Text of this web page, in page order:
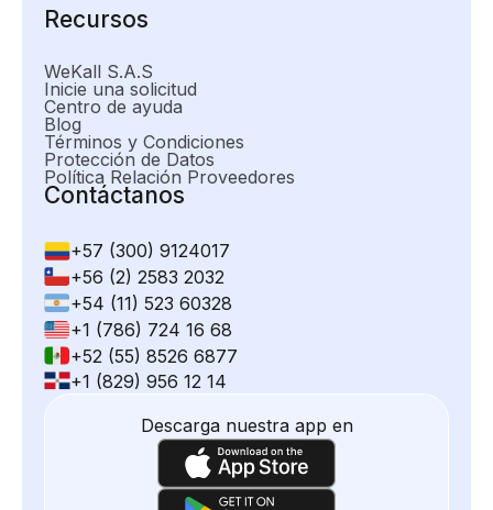
Recursos
WeKall S.A.S
Inicie una solicitud
Centro de ayuda
Blog
Términos y Condiciones
Protección de Datos
Política Relación Proveedores
Contáctanos
+57 (300) 9124017
+56 (2) 2583 2032
+54 (11) 523 60328
+1 (786) 724 16 68
+52 (55) 8526 6877
+1 (829) 956 12 14
Descarga nuestra app en